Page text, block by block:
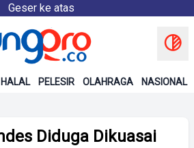
Geser ke atas
HALAL PELESIR OLAHRAGA NASIONAL
Diduga Dikuasai